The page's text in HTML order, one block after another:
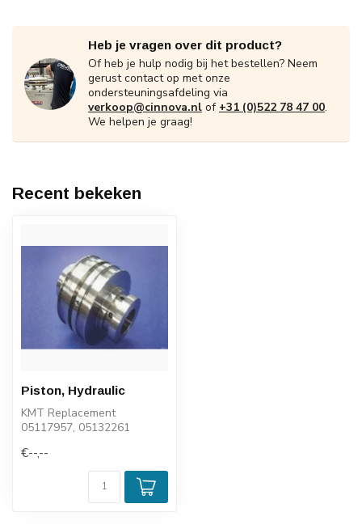
Heb je vragen over dit product?
Of heb je hulp nodig bij het bestellen? Neem
gerust contact op met onze
ondersteuningsafdeling via
verkoop@cinnova.nl of +31 (0)522 78 47 00.
We helpen je graag!
Recent bekeken
Piston, Hydraulic
KMT Replacement
05117957, 05132261
€--,--